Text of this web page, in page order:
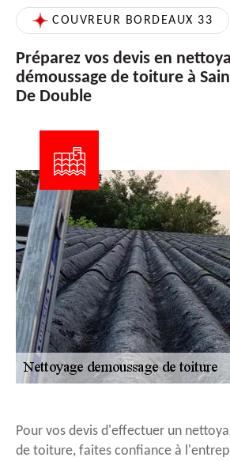
COUVREUR BORDEAUX 33
Préparez vos devis en
démoussage de toiture à
De Double
Pour vos devis d'effectuer un
de toiture, faites confiance à